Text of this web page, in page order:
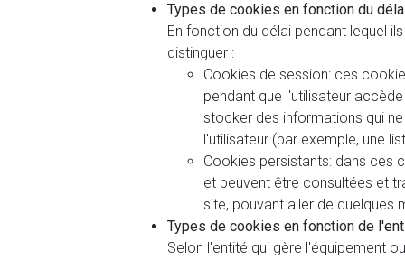
Types de cookies en fonction du
En fonction du délai pendant lequel
distinguer :
Cookies de session: ces
pendant que l'utilisateur
stocker des informations qui
l'utilisateur (par exemple, une
Cookies persistants: dans ces
et peuvent être consultées et
site, pouvant aller de quelques
Types de cookies en fonction de
Selon l'entité qui gère l'équipement